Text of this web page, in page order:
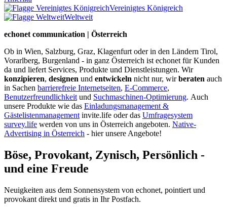
Vereinigtes Königreich
Weltweit
echonet communication | Österreich
Ob in Wien, Salzburg, Graz, Klagenfurt oder in den Ländern Tirol,
Vorarlberg, Burgenland - in ganz Österreich ist echonet für Kunden
da und liefert Services, Produkte und Dienstleistungen. Wir
konzipieren, designen und entwickeln nicht nur, wirberaten auch
in Sachen barrierefreie Internetseiten, E-Commerce,
Benutzerfreundlichkeit und Suchmaschinen-Optimierung. Auch
unsere Produkte wie das Einladungsmanagement &
Gästelistenmanagement invite.life oder das Umfragesystem
survey.life werden von uns in Österreich angeboten. Native-
Advertising in Österreich - hier unsere Angebote!
Böse, Provokant, Zynisch, Persönlich -
und eine Freude
Neuigkeiten aus dem Sonnensystem von echonet, pointiert und
provokant direkt und gratis in Ihr Postfach.